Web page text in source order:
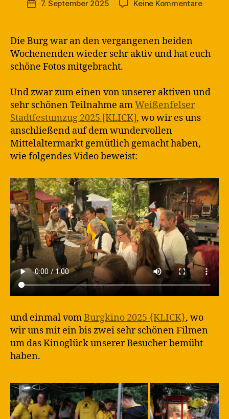
a
Veröffentlichungsdatum
7. September 2025 Keine Kommentarezu
in
der
Die Burg war an den vergangenen beiden
Wochenenden wieder sehr aktiv und hat euch
schöne Fotos mitgebracht.
Und zwar zum einen von unserer aktiven und
sehr schönen Teilnahme amWeißenfelser
Stadtfestumzug 2025 [KLICK], wo wir es uns
anschließend auf dem wundervollen
Mittelaltermarkt gemütlich gemacht haben,
wie folgendes Video beweist:
und einmal vomBurgkino 2025 {KLICK}, wo
wir uns mit ein bis zwei sehr schönen Filmen
um das Kinoglück unserer Besucher bemüht
haben.